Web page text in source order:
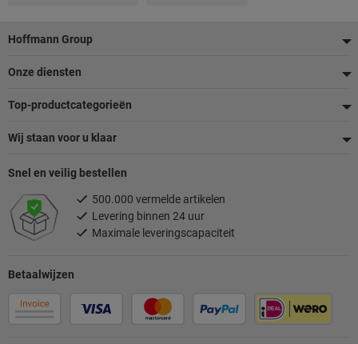
Voettekst
Hoffmann Group
Onze diensten
Top-productcategorieën
Wij staan voor u klaar
Betaalwijzen
Snel en veilig bestellen
500.000 vermelde artikelen
Levering binnen 24 uur
Maximale leveringscapaciteit